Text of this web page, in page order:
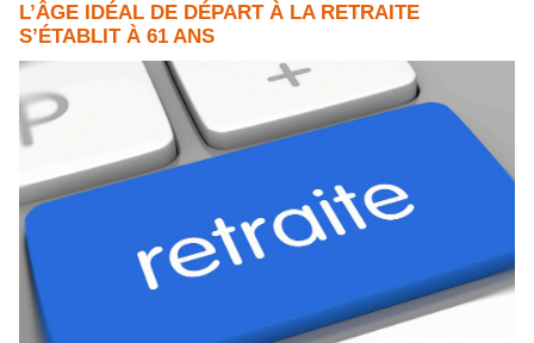
L’ÂGE IDÉAL DE DÉPART À LA RETRAITE
S’ÉTABLIT À 61 ANS